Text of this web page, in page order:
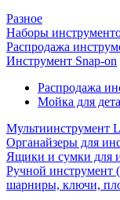
Разное
Наборы
Распродажа
Инструмент Snap-on
Распродажа
Мойка для
Мультиинструмент
Органайзеры для
Ящики и сумки для
Ручной инструмент
шарниры, ключи,